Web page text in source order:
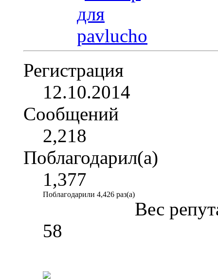
Регистрация
12.10.2014
Сообщений
2,218
Поблагодарил(а)
1,377
Поблагодарили 4,426 раз(а)
Вес
58